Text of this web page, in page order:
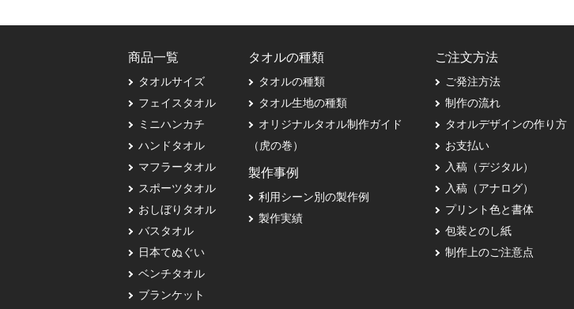
商品一覧
タオルサイズ
フェイスタオル
ミニハンカチ
ハンドタオル
マフラータオル
スポーツタオル
おしぼりタオル
バスタオル
日本てぬぐい
ベンチタオル
ブランケット
タオルの種類
タオルの種類
タオル生地の種類
オリジナルタオル制作ガイド
（虎の巻）
製作事例
利用シーン別の製作例
製作実績
ご注文方法
ご発注方法
制作の流れ
タオルデザインの作り方
お支払い
入稿（デジタル）
入稿（アナログ）
プリント色と書体
包装とのし紙
制作上のご注意点